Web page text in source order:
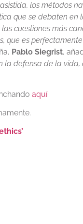
los métodos
que se debaten
cuestiones más
que es
Pablo Siegrist,
la defensa de la
aquí